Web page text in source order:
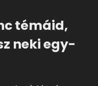
témáid,
neki egy-